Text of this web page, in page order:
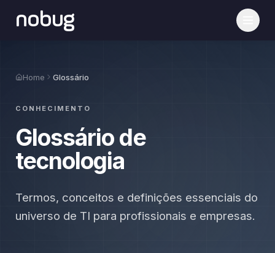
nobug
Home Glossário
CONHECIMENTO
Glossário de
tecnologia
Termos, conceitos e definições essenciais do
universo de TI para profissionais e empresas.